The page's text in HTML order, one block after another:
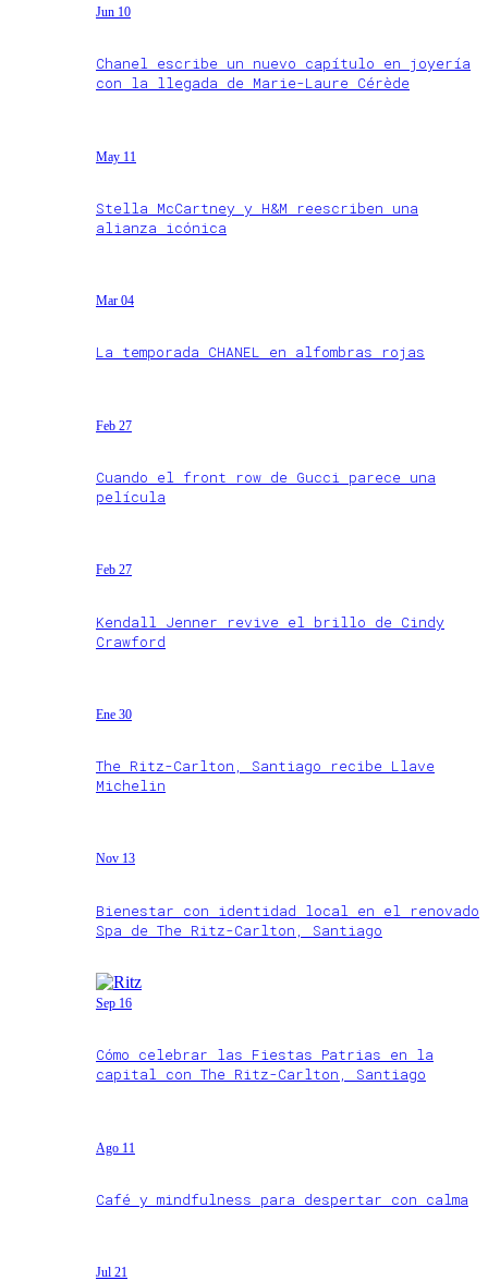
Jun 10
Chanel escribe un nuevo capítulo en joyería
con la llegada de Marie-Laure Cérède
May 11
Stella McCartney y H&M reescriben una
alianza icónica
Mar 04
La temporada CHANEL en alfombras rojas
Feb 27
Cuando el front row de Gucci parece una
película
Feb 27
Kendall Jenner revive el brillo de Cindy
Crawford
Ene 30
The Ritz-Carlton, Santiago recibe Llave
Michelin
Nov 13
Bienestar con identidad local en el renovado
Spa de The Ritz-Carlton, Santiago
Sep 16
Cómo celebrar las Fiestas Patrias en la
capital con The Ritz-Carlton, Santiago
Ago 11
Café y mindfulness para despertar con calma
Jul 21